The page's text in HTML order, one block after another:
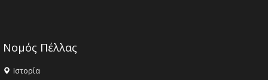
Νομός Πέλλας
Ιστορία